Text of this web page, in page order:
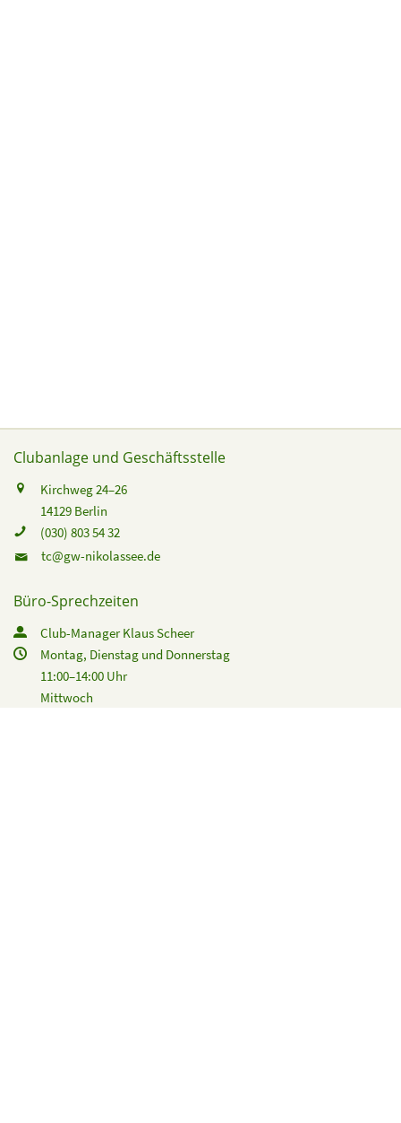
Clubanlage und Geschäftsstelle
Kirchweg 24–26
14129 Berlin
(030) 803 54 32
tc@gw-nikolassee.de
Büro-Sprechzeiten
Club-Manager Klaus Scheer
Montag, Dienstag und Donnerstag
11:00–14:00 Uhr
Mittwoch